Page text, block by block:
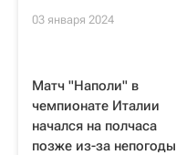
03 января 2024
Матч "Наполи" в
чемпионате Италии
начался на полчаса
позже из-за непогоды